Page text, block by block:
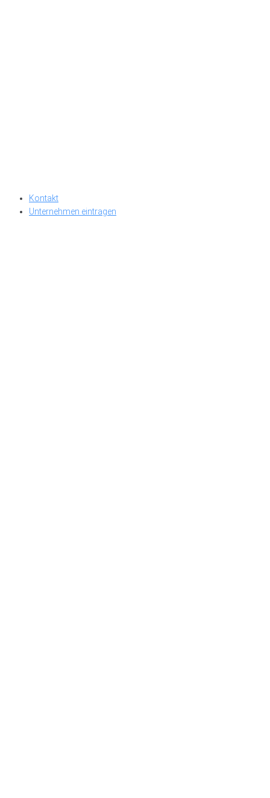
Kontakt
Unternehmen eintragen